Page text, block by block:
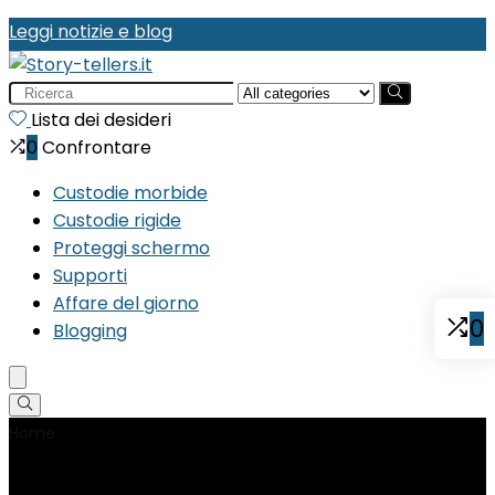
Leggi notizie e blog
Search
for:Lista dei desideri
0 Confrontare
Custodie morbide
Custodie rigide
Proteggi schermo
Supporti
Affare del giorno
Blogging
0